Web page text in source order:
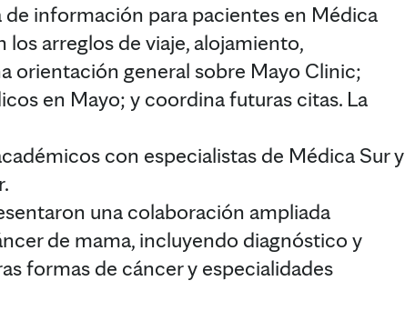
información para pacientes en Médica
los arreglos de viaje, alojamiento,
orientación general sobre Mayo Clinic;
en Mayo; y coordina futuras citas. La
con especialistas de Médica Sur y
una colaboración ampliada
de mama, incluyendo diagnóstico y
formas de cáncer y especialidades